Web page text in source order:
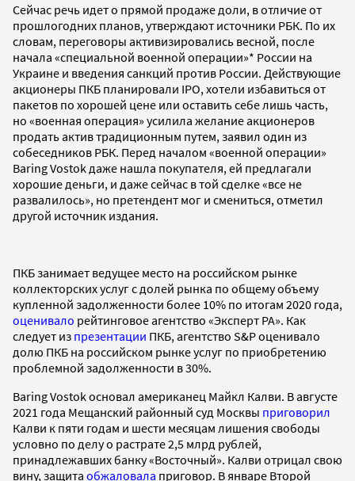
Сейчас речь идет о прямой продаже доли, в отличие от
прошлогодних планов, утверждают источники РБК. По их
словам, переговоры активизировались весной, после
начала «специальной военной операции»* России на
Украине и введения санкций против России. Действующие
акционеры ПКБ планировали IPO, хотели избавиться от
пакетов по хорошей цене или оставить себе лишь часть,
но «военная операция» усилила желание акционеров
продать актив традиционным путем, заявил один из
собеседников РБК. Перед началом «военной операции»
Baring Vostok даже нашла покупателя, ей предлагали
хорошие деньги, и даже сейчас в той сделке «все не
развалилось», но претендент мог и смениться, отметил
другой источник издания.
ПКБ занимает ведущее место на российском рынке
коллекторских услуг с долей рынка по общему объему
купленной задолженности более 10% по итогам 2020 года,
оценивало рейтинговое агентство «Эксперт РА». Как
следует из презентации ПКБ, агентство S&P оценивало
долю ПКБ на российском рынке услуг по приобретению
проблемной задолженности в 30%.
Baring Vostok основал американец Майкл Калви. В августе
2021 года Мещанский районный суд Москвы приговорил
Калви к пяти годам и шести месяцам лишения свободы
условно по делу о растрате 2,5 млрд рублей,
принадлежавших банку «Восточный». Калви отрицал свою
вину, защита обжаловала приговор. В январе Второй